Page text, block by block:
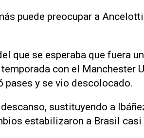
puede preocupar a
que se esperaba que fuera
con el Manchester
pases y se vio descolocado.
sustituyendo ⁠a
estabilizaron a Brasil